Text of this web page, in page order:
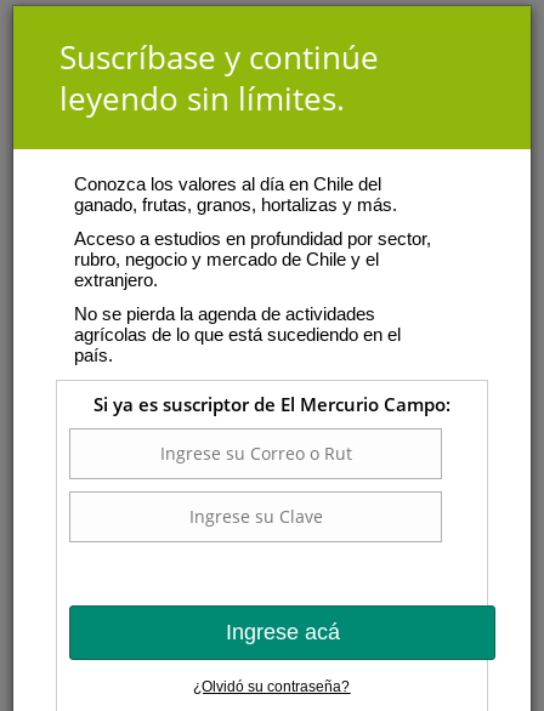
Suscríbase y continúe
leyendo sin límites.
Conozca los valores al día en Chile del
ganado, frutas, granos, hortalizas y más.
Acceso a estudios en profundidad por sector,
rubro, negocio y mercado de Chile y el
extranjero.
No se pierda la agenda de actividades
agrícolas de lo que está sucediendo en el
país.
Si ya es suscriptor de El Mercurio Campo:
Ingrese acá
¿Olvidó su contraseña?